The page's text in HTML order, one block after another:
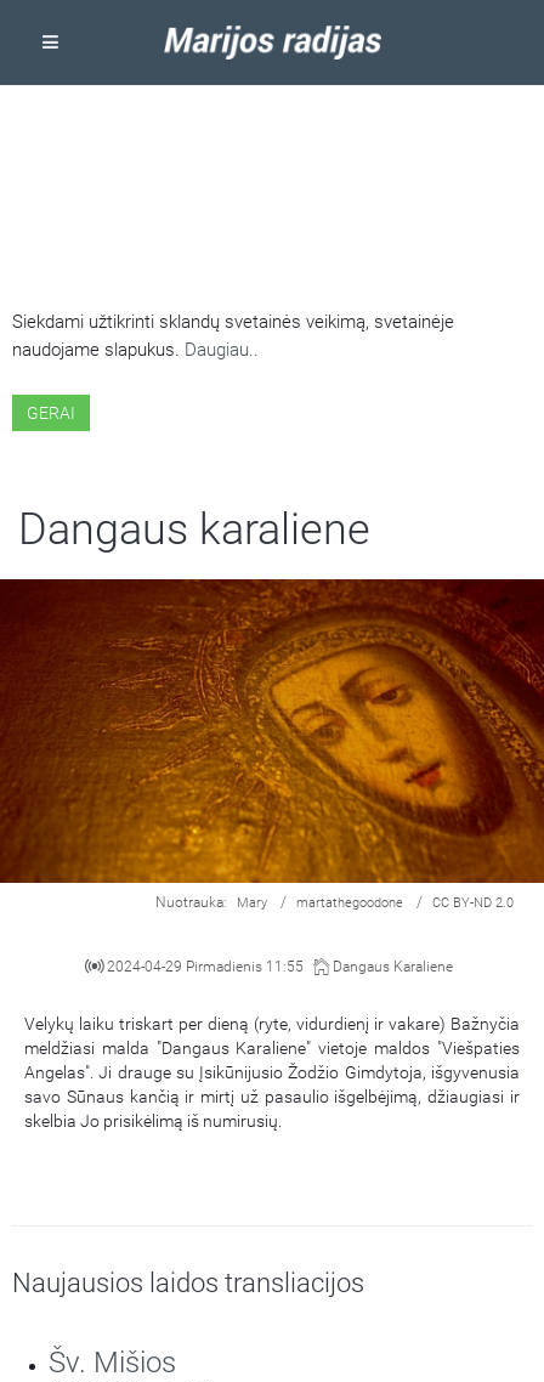
Siekdami užtikrinti sklandų svetainės veikimą, svetainėje
naudojame slapukus. Daugiau..
GERAI
Dangaus karaliene
Nuotrauka: Mary / martathegoodone / CC BY-ND 2.0
2024-04-29 Pirmadienis 11:55 Dangaus Karaliene
Velykų laiku triskart per dieną (ryte, vidurdienį ir vakare) Bažnyčia
meldžiasi malda "Dangaus Karaliene" vietoje maldos "Viešpaties
Angelas". Ji drauge su Įsikūnijusio Žodžio Gimdytoja, išgyvenusia
savo Sūnaus kančią ir mirtį už pasaulio išgelbėjimą, džiaugiasi ir
skelbia Jo prisikėlimą iš numirusių.
Naujausios laidos transliacijos
Šv. Mišios